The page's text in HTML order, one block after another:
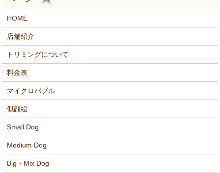
HOME
店舗紹介
トリミングについて
料金表
マイクロバブル
似顔絵
Small Dog
Medium Dog
Big・Mix Dog